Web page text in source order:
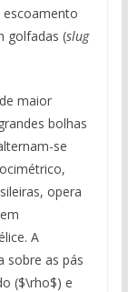
golfadas (slug
maior
bolhas
se
opera
A
sobre as pás
($\rho$) e